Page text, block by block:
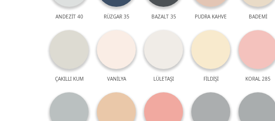
ANDEZİT 40 RÜZGAR 35 BAZALT 35 PUDRA KAHVE BADEMİ
ÇAKILLI KUM VANİLYA LÜLETAŞI FİLDİŞİ KORAL 285